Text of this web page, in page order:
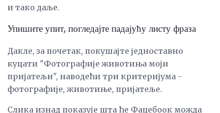
и тако даље.
Упишите упит, погледајте падајућу листу фраза
Дакле, за почетак, покушајте једноставно
куцати "Фотографије животиња моји
пријатељи", наводећи три критеријума -
фотографије, животиње, пријатеље.
Слика изнад показује шта ће Фацебоок можда